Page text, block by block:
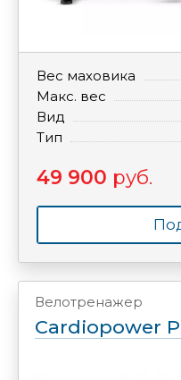
Вес маховика
Макс. вес
Вид
Тип
49 900 руб.
Велотренажер
Cardiopower